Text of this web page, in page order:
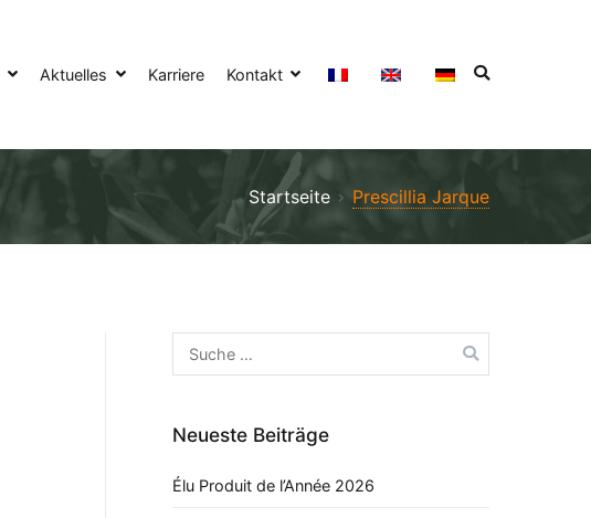
Aktuelles Karriere Kontakt
Startseite Prescillia Jarque
Neueste Beiträge
Élu Produit de l’Année 2026